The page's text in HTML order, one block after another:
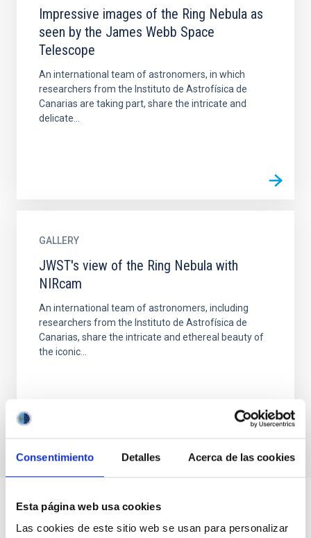
Consentimiento Detalles Acerca de las cookies
Esta página web usa cookies
Las cookies de este sitio web se usan para personalizar
Impressive images of the Ring Nebula as
seen by the James Webb Space
Telescope
An international team of astronomers, in which
researchers from the Instituto de Astrofísica de
Canarias are taking part, share the intricate and
delicate...
GALLERY
JWST's view of the Ring Nebula with
NIRcam
An international team of astronomers, including
researchers from the Instituto de Astrofísica de
Canarias, share the intricate and ethereal beauty of
the iconic...